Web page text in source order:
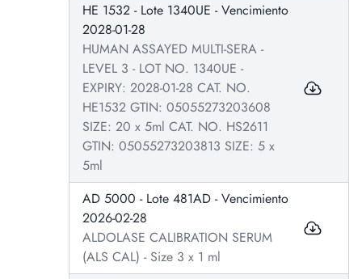
HE 1532 - Lote 1340UE - Vencimiento
2028-01-28
HUMAN ASSAYED MULTI-SERA -
LEVEL 3 - LOT NO. 1340UE -
EXPIRY: 2028-01-28 CAT. NO.
HE1532 GTIN: 05055273203608
SIZE: 20 x 5ml CAT. NO. HS2611
GTIN: 05055273203813 SIZE: 5 x
5ml
AD 5000 - Lote 481AD - Vencimiento
2026-02-28
ALDOLASE CALIBRATION SERUM
(ALS CAL) - Size 3 x 1 ml